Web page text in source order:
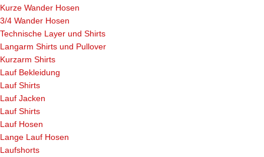
Kurze Wander Hosen
3/4 Wander Hosen
Technische Layer und Shirts
Langarm Shirts und Pullover
Kurzarm Shirts
Lauf Bekleidung
Lauf Shirts
Lauf Jacken
Lauf Shirts
Lauf Hosen
Lange Lauf Hosen
Laufshorts